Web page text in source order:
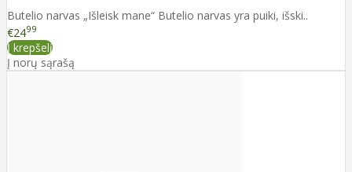
Butelio narvas „Išleisk mane“ Butelio narvas yra puiki, išski..
€2499
Į krepšelį
Į norų sąrašą